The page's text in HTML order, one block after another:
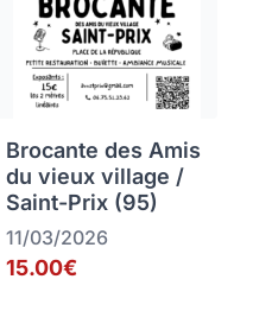
Brocante des Amis
du vieux village /
Saint-Prix (95)
11/03/2026
15.00€